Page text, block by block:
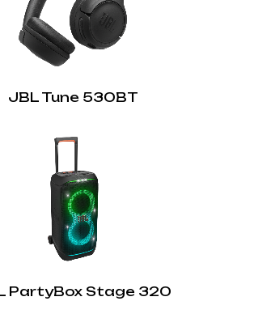
JBL Tune 530BT
PartyBox Stage 320